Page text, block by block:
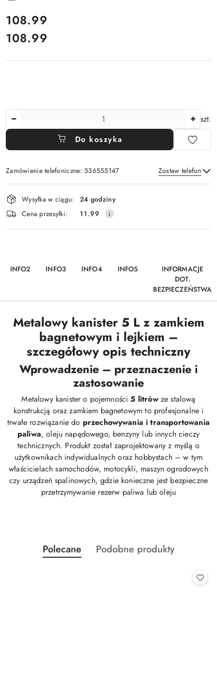
cena:
108.99
Cena:
108.99
szt.
Do koszyka
Zamówienie telefoniczne: 536555147 Zostaw telefon
Wyślij
Dostępność
i
dostawa
Wysyłka w ciągu:
24 godziny
Cena przesyłki:
11.99
INFO2 INFO3 INFO4 INFO5
INFORMACJE
DOT.
BEZPIECZEŃSTWA
Metalowy kanister 5 L z zamkiem
bagnetowym i lejkiem –
szczegółowy opis techniczny
Wprowadzenie – przeznaczenie i
zastosowanie
Metalowy kanister o pojemności5 litrówze stalową
konstrukcją oraz zamkiem bagnetowym to profesjonalne i
trwałe rozwiązanie do przechowywania i transportowania
paliwa, oleju napędowego, benzyny lub innych cieczy
technicznych. Produkt został zaprojektowany z myślą o
użytkownikach indywidualnych oraz hobbystach – w tym
właścicielach samochodów, motocykli, maszyn ogrodowych
czy urządzeń spalinowych, gdzie konieczne jest bezpieczne
przetrzymywanie rezerw paliwa lub oleju
Pomiń karuzelę produktów
Produkty
o
Polecane
Produkty
Podobne produkty